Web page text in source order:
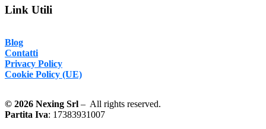
Link Utili
Blog
Contatti
Privacy Policy
Cookie Policy (UE)
© 2026 Nexing Srl – All rights reserved.
Partita Iva: 17383931007